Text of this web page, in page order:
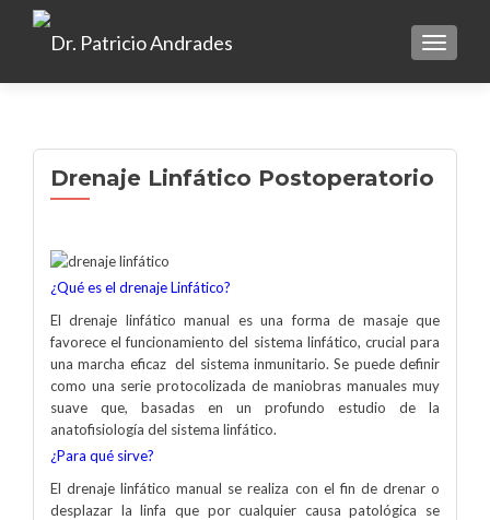
Drenaje Linfático Postoperatorio
¿Qué es el drenaje Linfático?
El drenaje linfático manual es una forma de masaje que
favorece el funcionamiento del sistema linfático, crucial para
una marcha eficaz del sistema inmunitario. Se puede definir
como una serie protocolizada de maniobras manuales muy
suave que, basadas en un profundo estudio de la
anatofisiología del sistema linfático.
¿Para qué sirve?
El drenaje linfático manual se realiza con el fin de drenar o
desplazar la linfa que por cualquier causa patológica se